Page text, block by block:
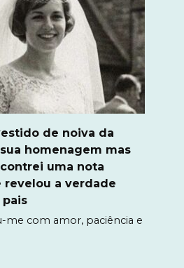
de noiva da
homenagem mas
uma nota
revelou a verdade
me com amor, paciência e